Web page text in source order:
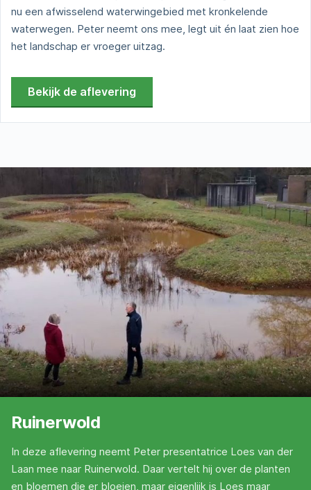
nu een afwisselend waterwingebied met kronkelende
waterwegen. Peter neemt ons mee, legt uit én laat zien hoe
het landschap er vroeger uitzag.
Bekijk de aflevering
Ruinerwold
In deze aflevering neemt Peter presentatrice Loes van der
Laan mee naar Ruinerwold. Daar vertelt hij over de planten
en bloemen die er bloeien, maar eigenlijk is Loes maar